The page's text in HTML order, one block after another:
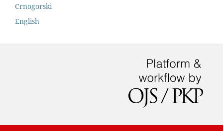
Crnogorski
English